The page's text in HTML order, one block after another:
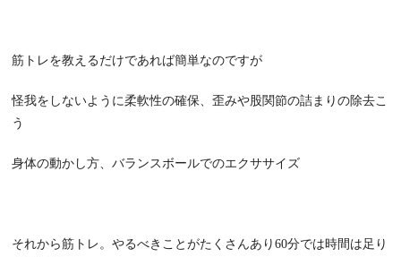
筋トレを教えるだけであれば簡単なのですが
怪我をしないように柔軟性の確保、歪みや股関節の詰まりの除去こ
う
身体の動かし方、バランスボールでのエクササイズ
それから筋トレ。やるべきことがたくさんあり60分では時間は足り